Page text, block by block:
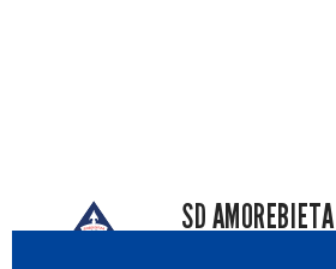
SD AMOREBIETA